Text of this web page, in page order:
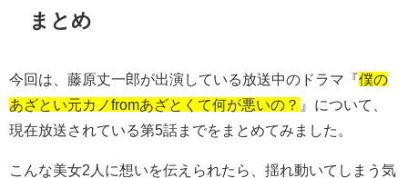
まとめ
今回は、藤原丈一郎が出演している放送中のドラマ『僕の
あざとい元カノfromあざとくて何が悪いの？ 』について、
現在放送されている第5話までをまとめてみました。
こんな美女2人に想いを伝えられたら、揺れ動いてしまう気